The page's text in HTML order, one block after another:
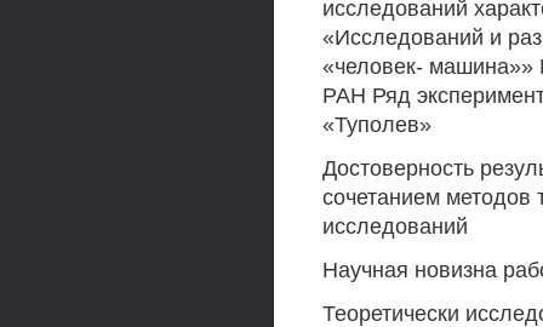
исследований
«Исследований и
«человек- машина»»
РАН Ряд
«Туполев»
Достоверность
сочетанием методов
исследований
Научная новизна
Теоретически